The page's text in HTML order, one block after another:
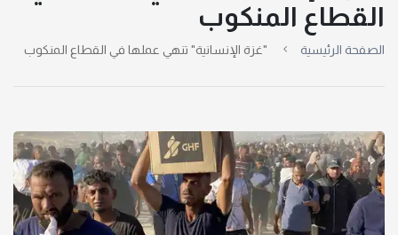
القطاع المنكوب
الصفحة الرئيسية "غزة الإنسانية" تنهي عملها في القطاع المنكوب